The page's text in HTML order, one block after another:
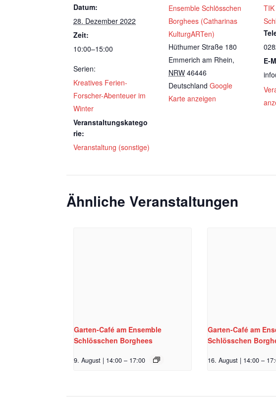
Datum:
28. Dezember 2022
Zeit:
10:00–15:00
Serien:
Kreatives Ferien-
Forscher-Abenteuer im
Winter
Veranstaltungskatego
rie:
Veranstaltung (sonstige)
Ensemble Schlösschen
Borghees (Catharinas
KulturgARTen)
Hüthumer Straße 180
Emmerich am Rhein,
NRW 46446
Deutschland Google
Karte anzeigen
E-
Ähnliche Veranstaltungen
Garten-Café am Ensemble
Schlösschen Borghees
9. August | 14:00 – 17:00
Garten-Café am
Schlösschen
16. August | 14:00 –